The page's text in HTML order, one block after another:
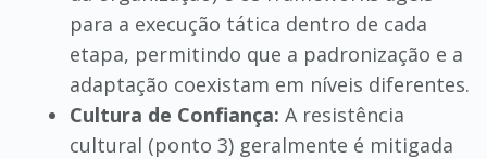
para a execução tática dentro de cada
etapa, permitindo que a padronização e a
adaptação coexistam em níveis diferentes.
Cultura de Confiança: A resistência
cultural (ponto 3) geralmente é mitigada